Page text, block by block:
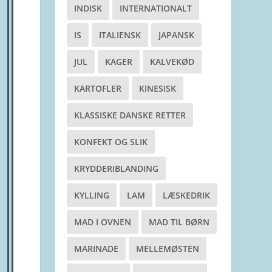
INDISK INTERNATIONALT
IS ITALIENSK JAPANSK
JUL KAGER KALVEKØD
KARTOFLER KINESISK
KLASSISKE DANSKE RETTER
KONFEKT OG SLIK
KRYDDERIBLANDING
KYLLING LAM LÆSKEDRIK
MAD I OVNEN MAD TIL BØRN
MARINADE MELLEMØSTEN